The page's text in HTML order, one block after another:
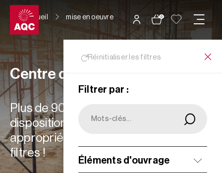
Panneau de gestion des cookies
0
Accueil mise en oeuvre
Réinitialiser les filtres
Filtrer par :
Éléments d'ouvrage
Centre de ressources
Plus de 900 ressources à votre
disposition : choisissez les plus
appropriées à vos besoins grâce aux
filtres !